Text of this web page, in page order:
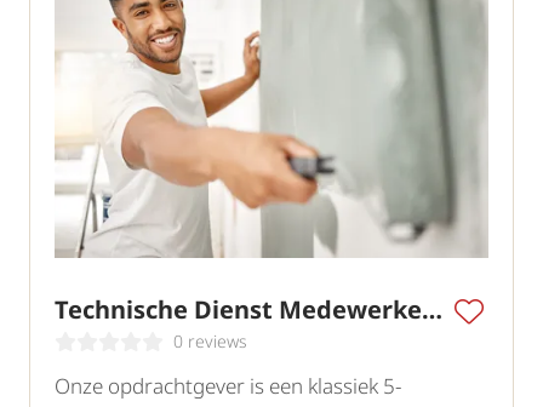
Technische Dienst Medewerker Hotel 5 sterren
0 reviews
Onze opdrachtgever is een klassiek 5-